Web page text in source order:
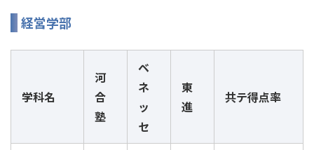
経営学部
学科名
河
合
塾
ベ
ネ
ッ
セ
東
進
共テ得点率